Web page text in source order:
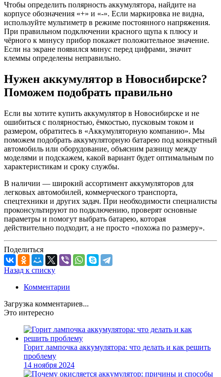
Чтобы определить полярность аккумулятора, найдите на
корпусе обозначения «+» и «-». Если маркировка не видна,
используйте мультиметр в режиме постоянного напряжения.
При правильном подключении красного щупа к плюсу и
чёрного к минусу прибор покажет положительное значение.
Если на экране появился минус перед цифрами, значит
клеммы определены неправильно.
Нужен аккумулятор в Новосибирске?
Поможем подобрать правильно
Если вы хотите купить аккумулятор в Новосибирске и не
ошибиться с полярностью, ёмкостью, пусковым током и
размером, обратитесь в «Аккумуляторную компанию». Мы
поможем подобрать аккумуляторную батарею под конкретный
автомобиль или оборудование, объясним разницу между
моделями и подскажем, какой вариант будет оптимальным по
характеристикам и сроку службы.
В наличии — широкий ассортимент аккумуляторов для
легковых автомобилей, коммерческого транспорта,
спецтехники и других задач. При необходимости специалисты
проконсультируют по подключению, проверят основные
параметры и помогут выбрать батарею, которая
действительно подходит, а не просто «похожа по размеру».
Поделиться
Назад к списку
Комментарии
Загрузка комментариев...
Это интересно
Горит лампочка аккумулятора: что делать и как решить
проблему
14 ноября 2024